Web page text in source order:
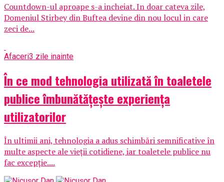
Countdown-ul aproape s-a incheiat. In doar cateva zile,
Domeniul Stirbey din Buftea devine din nou locul in care
zeci de...
Afaceri3 zile inainte
În ce mod tehnologia utilizată în toaletele
publice îmbunătățește experiența
utilizatorilor
În ultimii ani, tehnologia a adus schimbări semnificative în
multe aspecte ale vieții cotidiene, iar toaletele publice nu
fac excepție....